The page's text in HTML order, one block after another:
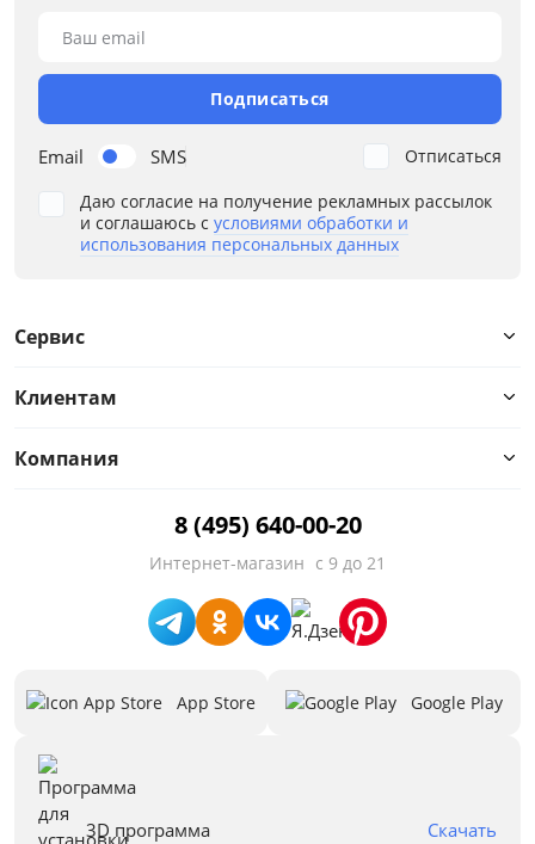
Все варианты
Размер
Ширина, см
от до
Глубина, см
Назначение
Предложения
Email SMS
Ваш email
Подписаться
Даю согласие на получение рекламных рассылок
и соглашаюсь с условиями обработки и
использования персональных данных
Отписаться
Сервис
Клиентам
Компания
8 (495) 640-00-20
Интернет-магазин с 9 до 21
App Store Google Play
3D программа Скачать